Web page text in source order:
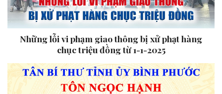
Những lỗi vi phạm giao thông bị xử phạt hàng
chục triệu đồng từ 1-1-2025